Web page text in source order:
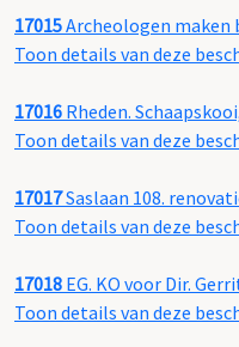
17015Archeologen maken
Toon details van deze
17016 Rheden.
Toon details van deze
17017Saslaan 108.
Toon details van deze
17018 EG. KO voor Dir.
Toon details van deze